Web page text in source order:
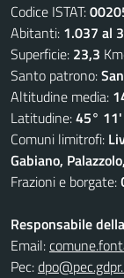
Codice ISTAT:
Abitanti: 1.037 al
Superficie: 23,3
Santo patrono:
Altitudine media:
Latitudine:45°
Comuni limitrofi:
Gabiano,
Frazioni e borgate:
Responsabile
Email:
Pec: